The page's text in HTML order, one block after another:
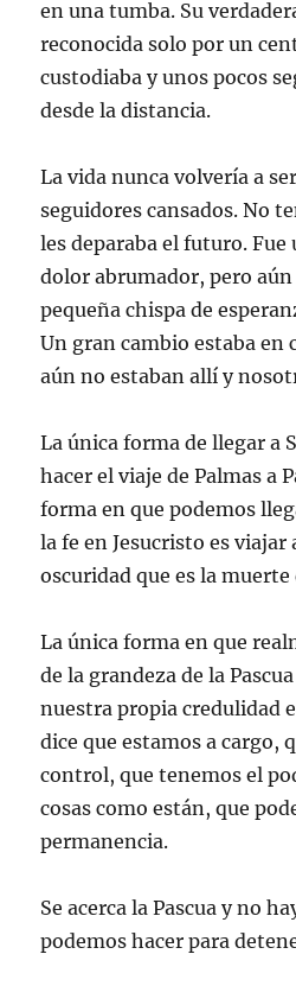
en una tumba. Su
reconocida solo por un
custodiaba y unos pocos
desde la distancia.
La vida nunca volvería a
seguidores cansados. No
les deparaba el futuro.
dolor abrumador, pero aún
pequeña chispa de
Un gran cambio estaba en
aún no estaban allí y
La única forma de llegar a
hacer el viaje de Palmas a
forma en que podemos
la fe en Jesucristo es viajar
oscuridad que es la
La única forma en que
de la grandeza de la
nuestra propia credulidad
dice que estamos a cargo,
control, que tenemos el
cosas como están, que
permanencia.
Se acerca la Pascua y no
podemos hacer para